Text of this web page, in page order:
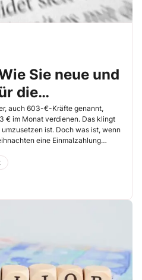
Sie neue und
die
auch 603-€-Kräfte genannt,
€ im Monat verdienen. Das klingt
ist. Doch was ist, wenn
eine Einmalzahlung
ergreifen, gibt es bei der
zu beanstanden.